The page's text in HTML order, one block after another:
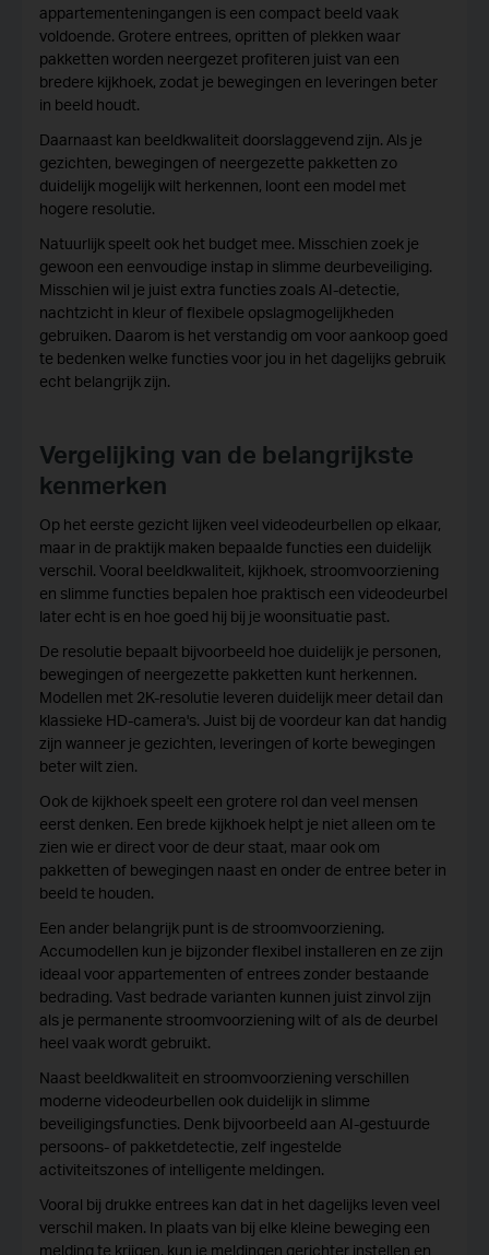
appartementeningangen is een compact beeld vaak
voldoende. Grotere entrees, opritten of plekken waar
pakketten worden neergezet profiteren juist van een
bredere kijkhoek, zodat je bewegingen en leveringen beter
in beeld houdt.
Daarnaast kan beeldkwaliteit doorslaggevend zijn. Als je
gezichten, bewegingen of neergezette pakketten zo
duidelijk mogelijk wilt herkennen, loont een model met
hogere resolutie.
Natuurlijk speelt ook het budget mee. Misschien zoek je
gewoon een eenvoudige instap in slimme deurbeveiliging.
Misschien wil je juist extra functies zoals AI-detectie,
nachtzicht in kleur of flexibele opslagmogelijkheden
gebruiken. Daarom is het verstandig om voor aankoop goed
te bedenken welke functies voor jou in het dagelijks gebruik
echt belangrijk zijn.
Vergelijking van de belangrijkste
kenmerken
Op het eerste gezicht lijken veel videodeurbellen op elkaar,
maar in de praktijk maken bepaalde functies een duidelijk
verschil. Vooral beeldkwaliteit, kijkhoek, stroomvoorziening
en slimme functies bepalen hoe praktisch een videodeurbel
later echt is en hoe goed hij bij je woonsituatie past.
De resolutie bepaalt bijvoorbeeld hoe duidelijk je personen,
bewegingen of neergezette pakketten kunt herkennen.
Modellen met 2K-resolutie leveren duidelijk meer detail dan
klassieke HD-camera's. Juist bij de voordeur kan dat handig
zijn wanneer je gezichten, leveringen of korte bewegingen
beter wilt zien.
Ook de kijkhoek speelt een grotere rol dan veel mensen
eerst denken. Een brede kijkhoek helpt je niet alleen om te
zien wie er direct voor de deur staat, maar ook om
pakketten of bewegingen naast en onder de entree beter in
beeld te houden.
Een ander belangrijk punt is de stroomvoorziening.
Accumodellen kun je bijzonder flexibel installeren en ze zijn
ideaal voor appartementen of entrees zonder bestaande
bedrading. Vast bedrade varianten kunnen juist zinvol zijn
als je permanente stroomvoorziening wilt of als de deurbel
heel vaak wordt gebruikt.
Naast beeldkwaliteit en stroomvoorziening verschillen
moderne videodeurbellen ook duidelijk in slimme
beveiligingsfuncties. Denk bijvoorbeeld aan AI-gestuurde
persoons- of pakketdetectie, zelf ingestelde
activiteitszones of intelligente meldingen.
Vooral bij drukke entrees kan dat in het dagelijks leven veel
verschil maken. In plaats van bij elke kleine beweging een
melding te krijgen, kun je meldingen gerichter instellen en